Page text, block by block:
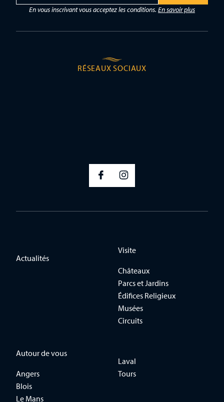
a
*
En vous inscrivant vous acceptez les conditions. En savoir plus
RÉSEAUX SOCIAUX
Actualités
Visite
Châteaux
Parcs et Jardins
Édifices Religieux
Musées
Circuits
Autour de vous
Angers
Blois
Le Mans
Laval
Tours